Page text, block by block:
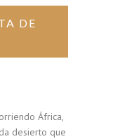
DE
África,
desierto que